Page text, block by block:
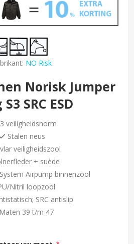
NO Risk
Norisk Jumper
SRC ESD
veiligheidsnorm
Stalen neus
veiligheidszool
+ suède
Airpump binnenzool
Nitril loopzool
SRC antislip
Maten 39 t/m 47